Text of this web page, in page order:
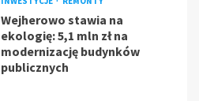
Wejherowo stawia na
ekologię: 5,1 mln zł na
modernizację budynków
publicznych